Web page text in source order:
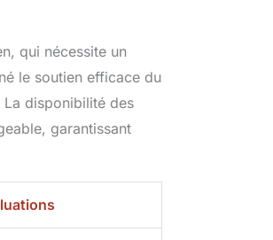
qui nécessite un
le soutien efficace du
disponibilité des
garantissant